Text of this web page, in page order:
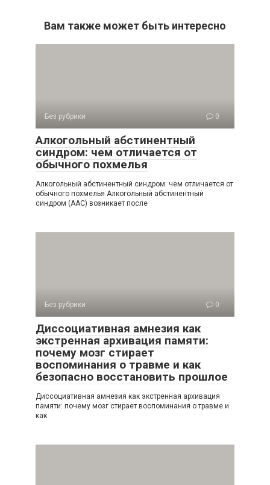
Вам также может быть интересно
Без рубрики 0
Алкогольный абстинентный
синдром: чем отличается от
обычного похмелья
Алкогольный абстинентный синдром: чем отличается от
обычного похмелья Алкогольный абстинентный
синдром (ААС) возникает после
Без рубрики 0
Диссоциативная амнезия как
экстренная архивация памяти:
почему мозг стирает
воспоминания о травме и как
безопасно восстановить прошлое
Диссоциативная амнезия как экстренная архивация
памяти: почему мозг стирает воспоминания о травме и
как